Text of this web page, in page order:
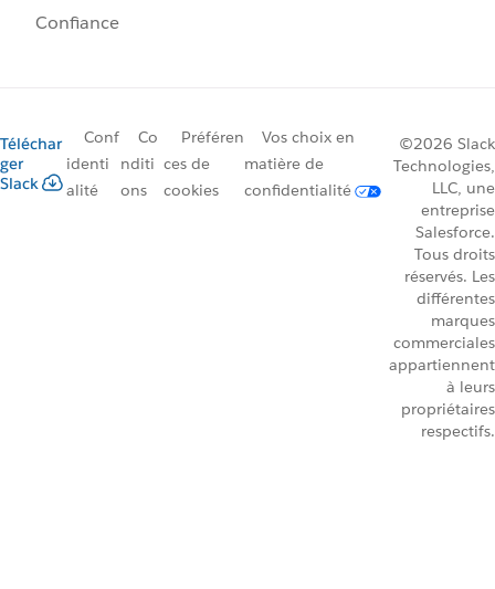
Confiance
Téléchar
ger
Slack
Conf
identi
alité
Co
nditi
ons
Préféren
ces de
cookies
Vos choix en
matière de
confidentialité
©2026 Slack
Technologies,
LLC, une
entreprise
Salesforce.
Tous droits
réservés. Les
différentes
marques
commerciales
appartiennent
à leurs
propriétaires
respectifs.